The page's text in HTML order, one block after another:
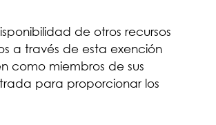
de otros recursos
a través de esta exención
como miembros de sus
para proporcionar los